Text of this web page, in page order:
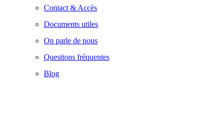
Contact & Accès
Documents utiles
On parle de nous
Questions fréquentes
Blog